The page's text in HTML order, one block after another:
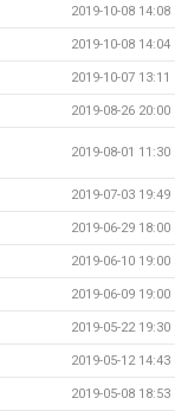
2019-10-08 14:08
2019-10-08 14:04
2019-10-07 13:11
2019-08-26 20:00
2019-08-01 11:30
2019-07-03 19:49
2019-06-29 18:00
2019-06-10 19:00
2019-06-09 19:00
2019-05-22 19:30
2019-05-12 14:43
2019-05-08 18:53